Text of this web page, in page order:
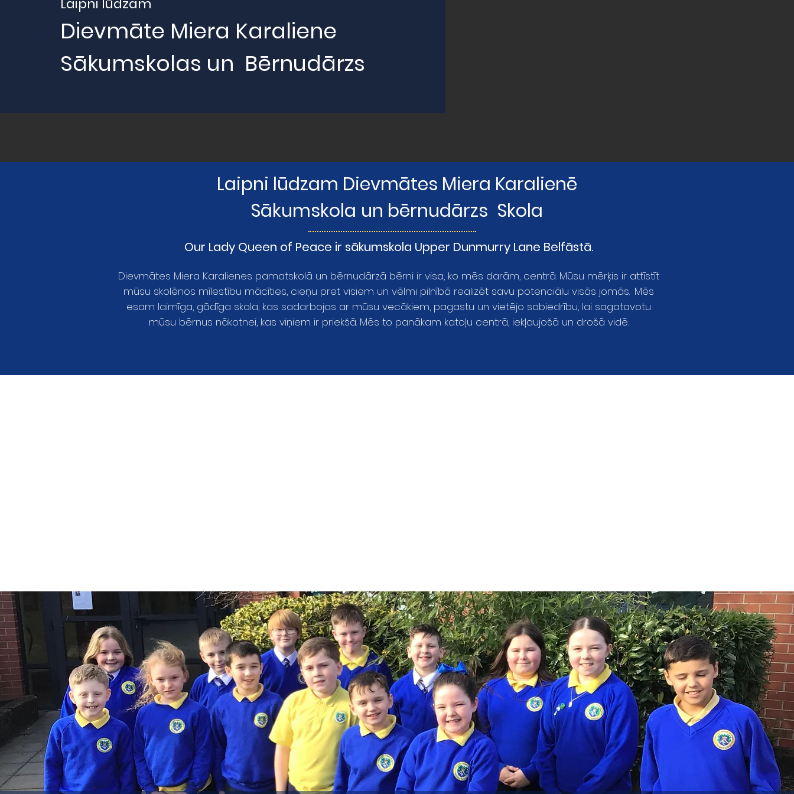
Laipni lūdzam
Dievmāte Miera Karaliene
Sākumskolas un Bērnudārzs
Laipni lūdzam Dievmātes Miera Karalienē
Sākumskola un bērnudārzs Skola
Our Lady Queen of Peace ir sākumskola Upper Dunmurry Lane Belfāstā.
Dievmātes Miera Karalienes pamatskolā un bērnudārzā bērni ir visa, ko mēs darām, centrā. Mūsu mērķis ir attīstīt
mūsu skolēnos mīlestību mācīties, cieņu pret visiem un vēlmi pilnībā realizēt savu potenciālu visās jomās. Mēs
esam laimīga, gādīga skola, kas sadarbojas ar mūsu vecākiem, pagastu un vietējo sabiedrību, lai sagatavotu
mūsu bērnus nākotnei, kas viņiem ir priekšā. Mēs to panākam katoļu centrā, iekļaujošā un drošā vidē.